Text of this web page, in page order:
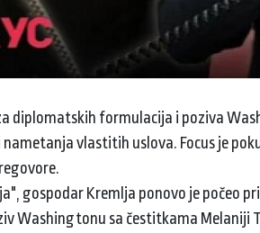
diplomatskih formulacija i poziva
vlastitih uslova. Focus je
gospodar Kremlja ponovo je počeo
Washingtonu sa čestitkama Melaniji